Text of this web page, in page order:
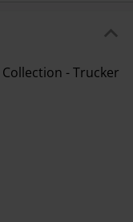
- Trucker